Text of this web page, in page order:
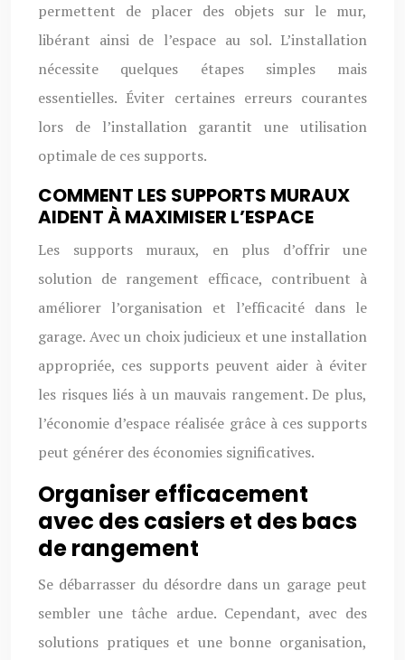
permettent de placer des objets sur le mur,
libérant ainsi de l’espace au sol. L’installation
nécessite quelques étapes simples mais
essentielles. Éviter certaines erreurs courantes
lors de l’installation garantit une utilisation
optimale de ces supports.
COMMENT LES SUPPORTS MURAUX
AIDENT À MAXIMISER L’ESPACE
Les supports muraux, en plus d’offrir une
solution de rangement efficace, contribuent à
améliorer l’organisation et l’efficacité dans le
garage. Avec un choix judicieux et une installation
appropriée, ces supports peuvent aider à éviter
les risques liés à un mauvais rangement. De plus,
l’économie d’espace réalisée grâce à ces supports
peut générer des économies significatives.
Organiser efficacement
avec des casiers et des bacs
de rangement
Se débarrasser du désordre dans un garage peut
sembler une tâche ardue. Cependant, avec des
solutions pratiques et une bonne organisation,